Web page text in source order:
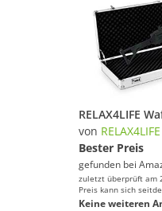
von RELAX4LIFE
Bester Preis
gefunden bei
zuletzt überprüft am
Preis kann sich
Keine weiteren